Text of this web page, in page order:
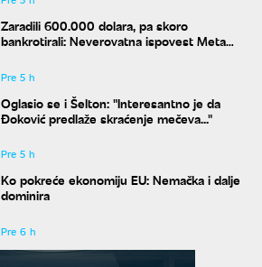
Zaradili 600.000 dolara, pa skoro
bankrotirali: Neverovatna ispovest Meta
Pre 5 h
Oglasio se i Šelton: "Interesantno je da
Đoković predlaže skraćenje mečeva..."
Pre 5 h
Ko pokreće ekonomiju EU: Nemačka i dalje
dominira
Pre 6 h